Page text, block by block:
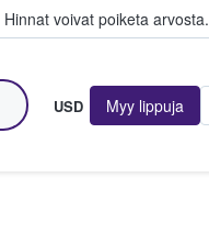
Hinnat voivat poiketa arvosta.
USD Myy lippuja